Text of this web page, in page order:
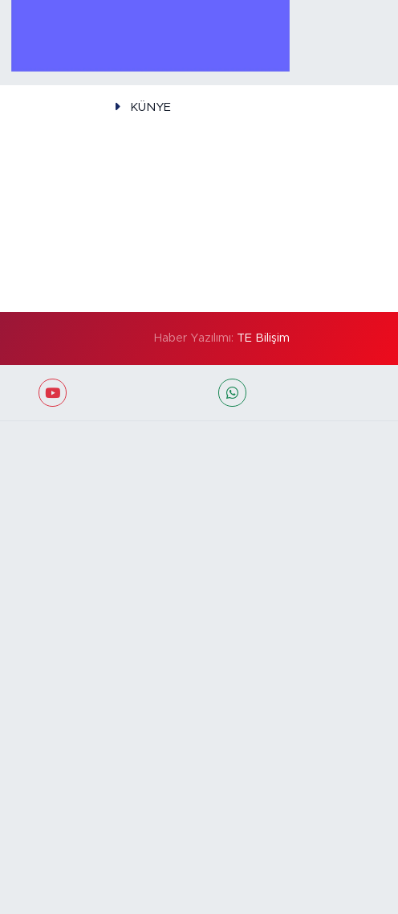
KÜNYE
Haber Yazılımı: TE Bilişim